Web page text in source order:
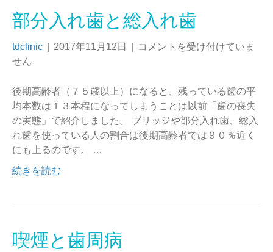
部分入れ歯と総入れ歯
tdclinic 2017年11月12日
コメントを受け付けていま
せん
後期高齢者（７５歳以上）になると、残っている歯の平
均本数は１３本程になってしまうことは以前「歯の喪失
の実態」で紹介しました。 ブリッジや部分入れ歯、総入
れ歯を使っている人の割合は後期高齢者では９０％近く
にも上るのです。 …
続きを読む
喫煙と歯周病